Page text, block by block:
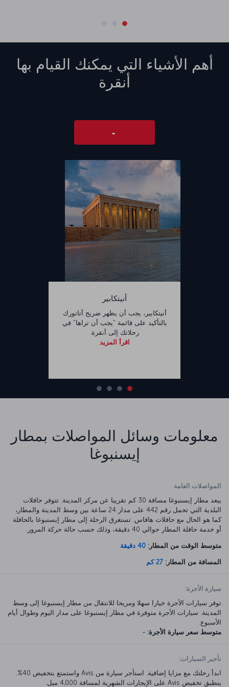
أهم الأشياء التي يمكنك القيام بها
أنقرة
أنيتكابير
أنيتكابير، يجب أن يظهر ضريح أتاتورك
بالتأكيد على قائمة "يجب أن تراها" في
رحلاتك إلى أنقرة.
اقرأ المزيد
معلومات وسائل المواصلات بمطار
إيسنبوغا
المواصلات العامة
يبعد مطار إيسنبوغا مسافة 30 كم تقريبا عن مركز المدينة. تتوفر حافلات
البلدية التي تحمل رقم 442 على مدار 24 ساعة بين وسط المدينة والمطار،
كما هو الحال مع حافلات هافاس. تستغرق الرحلة إلى مطار إيسنبوغا بالحافلة
أو خدمة حافلة المطار حوالي 40 دقيقة، وذلك حسب حالة حركة المرور.
متوسط الوقت من المطار: 40 دقيقة
المسافة من المطار: 27 كم
سيارة الأجرة:
توفر سيارات الأجرة خيارا سهلا ومريحا للانتقال من مطار إيسنبوغا إلى وسط
المدينة. سيارات الأجرة متوفرة في مطار إيسنبوغا على مدار اليوم وطوال أيام
الأسبوع.
متوسط سعر سيارة الأجرة: -
تأجير السيارات:
ابدأ رحلتك مع مزايا إضافية. استأجر سيارة من Avis واستمتع بتخفيض 40%.
ينطبق تخفيض Avis على الإيجارات الشهرية لمسافة 4,000 ميل.